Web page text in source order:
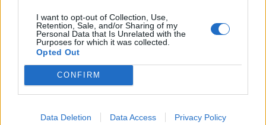
I want to opt-out of Collection, Use,
Retention, Sale, and/or Sharing of my
Personal Data that Is Unrelated with the
Purposes for which it was collected.
Opted Out
CONFIRM
Data Deletion Data Access Privacy Policy